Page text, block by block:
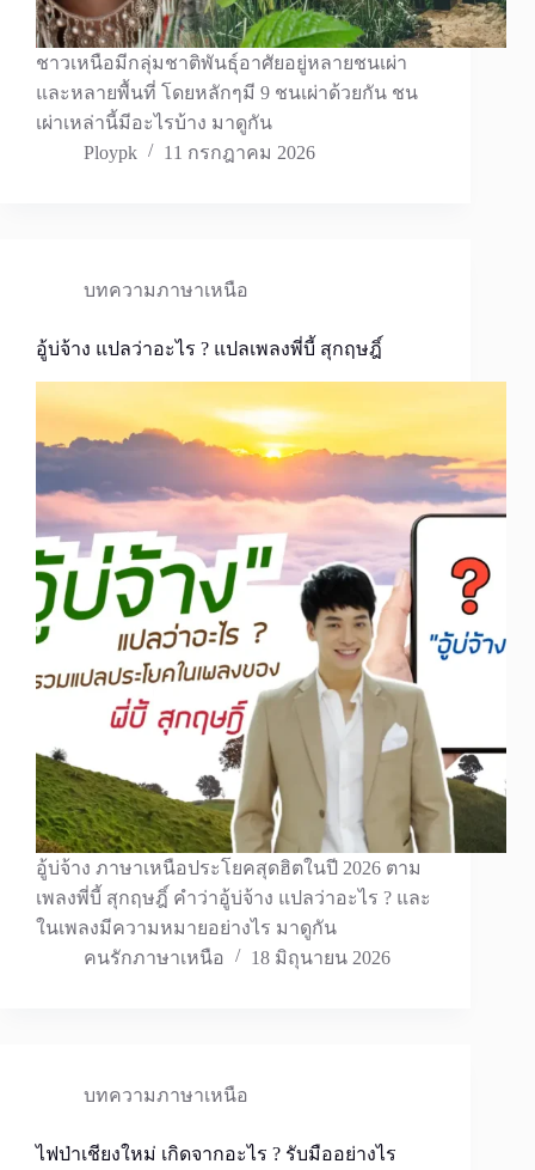
ชาวเหนือมีกลุ่มชาติพันธุ์อาศัยอยู่หลายชนเผ่า
และหลายพื้นที่ โดยหลักๆมี 9 ชนเผ่าด้วยกัน ชน
เผ่าเหล่านี้มีอะไรบ้าง มาดูกัน
Ploypk
11 กรกฎาคม 2026
บทความภาษาเหนือ
อู้บ่จ้าง แปลว่าอะไร ? แปลเพลงพี่บี้ สุกฤษฎิ์
อู้บ่จ้าง ภาษาเหนือประโยคสุดฮิตในปี 2026 ตาม
เพลงพี่บี้ สุกฤษฎิ์ คำว่าอู้บ่จ้าง แปลว่าอะไร ? และ
ในเพลงมีความหมายอย่างไร มาดูกัน
คนรักภาษาเหนือ
18 มิถุนายน 2026
บทความภาษาเหนือ
ไฟป่าเชียงใหม่ เกิดจากอะไร ? รับมืออย่างไร